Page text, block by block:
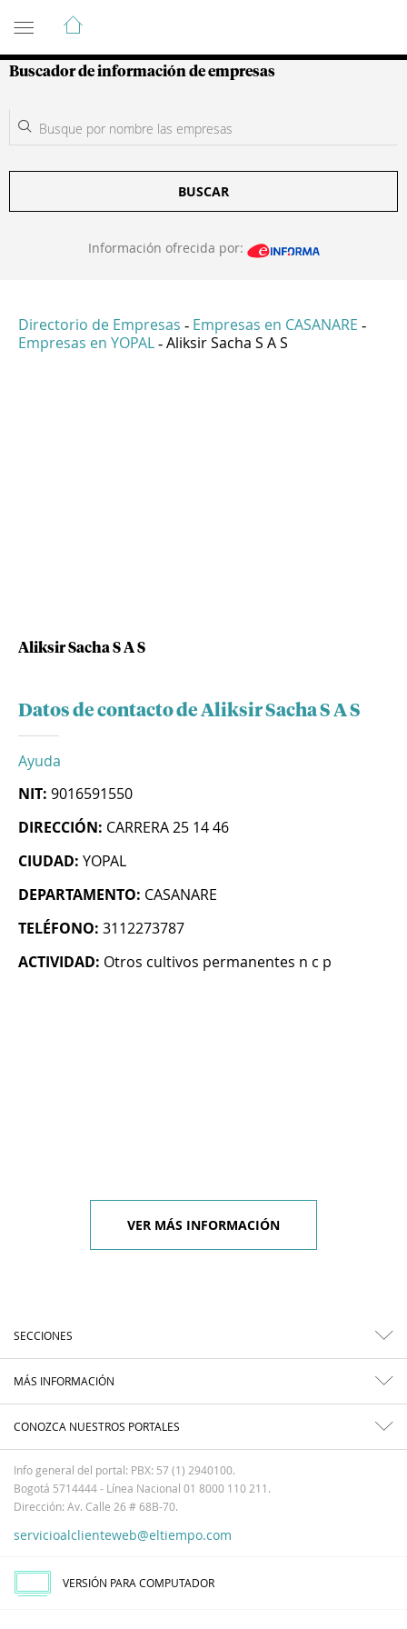
Guía de Empresas Colombianas
Buscador de información de empresas
BUSCAR
Información ofrecida por:
Directorio de Empresas - Empresas en CASANARE -
Empresas en YOPAL - Aliksir Sacha S A S
Aliksir Sacha S A S
Datos de contacto de Aliksir Sacha S A S
Ayuda
NIT: 9016591550
DIRECCIÓN: CARRERA 25 14 46
CIUDAD: YOPAL
DEPARTAMENTO: CASANARE
TELÉFONO: 3112273787
ACTIVIDAD: Otros cultivos permanentes n c p
VER MÁS INFORMACIÓN
SECCIONES
MÁS INFORMACIÓN
CONOZCA NUESTROS PORTALES
Info general del portal: PBX: 57 (1) 2940100.
Bogotá 5714444 - Línea Nacional 01 8000 110 211.
Dirección: Av. Calle 26 # 68B-70.
servicioalclienteweb@eltiempo.com
VERSIÓN PARA COMPUTADOR